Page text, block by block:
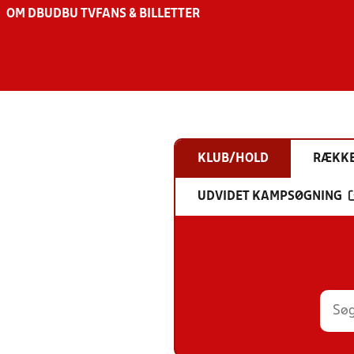
OM DBU DBU TV FANS & BILLETTER
KLUB/HOLD
UDVIDET KAMPSØGNING